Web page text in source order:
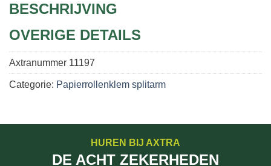
BESCHRIJVING
OVERIGE DETAILS
Axtranummer 11197
Categorie: Papierrollenklem splitarm
HUREN BIJ AXTRA
DE ACHT ZEKERHEDEN